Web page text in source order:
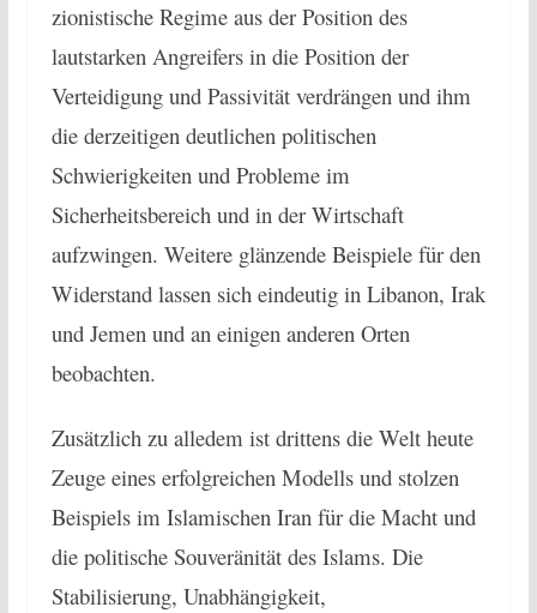
zionistische Regime aus der Position des
lautstarken Angreifers in die Position der
Verteidigung und Passivität verdrängen und ihm
die derzeitigen deutlichen politischen
Schwierigkeiten und Probleme im
Sicherheitsbereich und in der Wirtschaft
aufzwingen. Weitere glänzende Beispiele für den
Widerstand lassen sich eindeutig in Libanon, Irak
und Jemen und an einigen anderen Orten
beobachten.
Zusätzlich zu alledem ist drittens die Welt heute
Zeuge eines erfolgreichen Modells und stolzen
Beispiels im Islamischen Iran für die Macht und
die politische Souveränität des Islams. Die
Stabilisierung, Unabhängigkeit,